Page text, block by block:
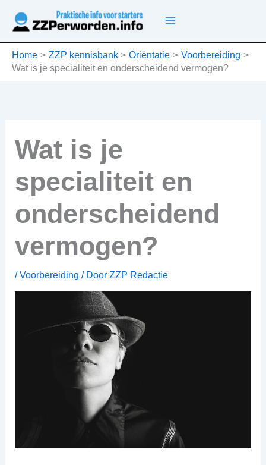
naar
inhoud
Home ZZP kennisbank Oriëntatie
Voorbereiding
Wat is je specialiteit en onderscheidend vermogen?
Wat is je
specialiteit en
onderscheidend
vermogen?
/Voorbereiding / Door ZZP Redactie